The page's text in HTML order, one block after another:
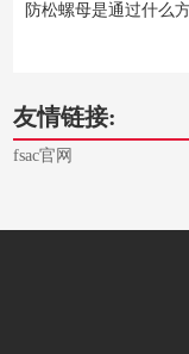
友情链接:
fsac官网